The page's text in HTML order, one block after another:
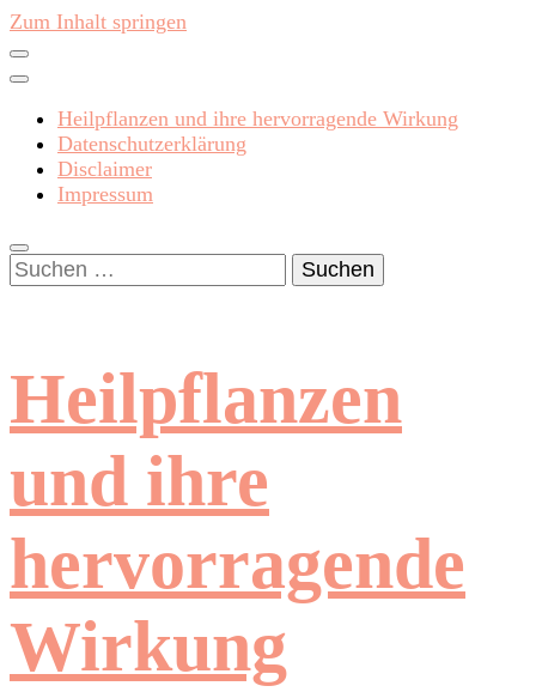
Zum Inhalt springen
Heilpflanzen und ihre hervorragende Wirkung
Datenschutzerklärung
Disclaimer
Impressum
Suchen
nach:
Heilpflanzen
und ihre
hervorragende
Wirkung